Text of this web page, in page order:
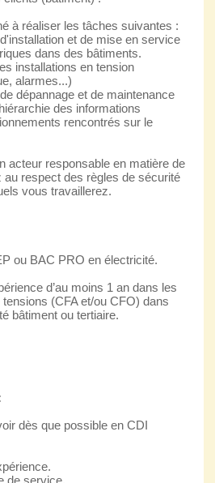
à réaliser les tâches suivantes :
et de mise en service
dans des bâtiments.
installations en tension
alarmes...)
dépannage et de maintenance
des informations
rencontrés sur le
acteur responsable en matière de
respect des règles de sécurité
vous travaillerez.
ou BAC PRO en électricité.
d’au moins 1 an dans les
(CFA et/ou CFO) dans
bâtiment ou tertiaire.
dès que possible en CDI
de service.